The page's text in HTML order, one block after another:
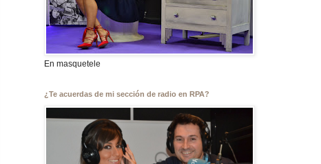
En masquetele
¿Te acuerdas de mi sección de radio en RPA?